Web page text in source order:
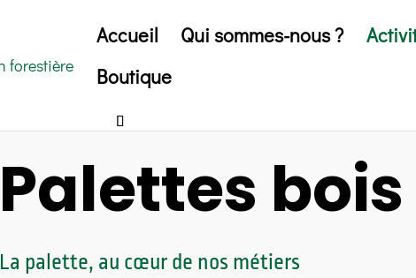
Accueil Qui sommes-nous ?
Boutique
Palettes bois
La palette, au cœur de nos métiers